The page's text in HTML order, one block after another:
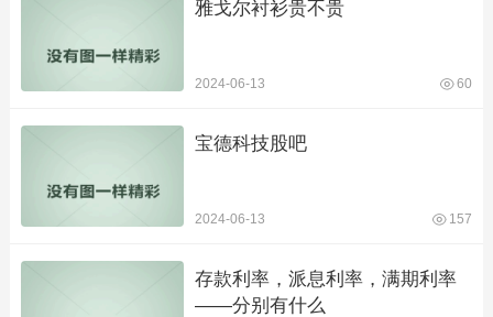
雅戈尔衬衫贵不贵
2024-06-13 60
宝德科技股吧
2024-06-13 157
存款利率，派息利率，满期利率
——分别有什么